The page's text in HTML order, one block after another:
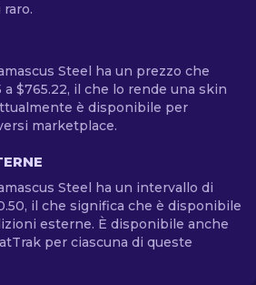
Steel ha un prezzo che
a $765.22, il che lo rende una skin
è disponibile per
marketplace.
Steel ha un intervallo di
il che significa che è disponibile
esterne. È disponibile anche
per ciascuna di queste